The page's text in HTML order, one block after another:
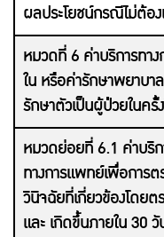
ผลประโยชน์กรณีไม่ต้อ
หมวดที่ 6 ค่าบริการทา
ใน หรือค่ารักษาพยาบา
รักษาตัวเป็นผู้ป่วยในครั้
หมวดย่อยที่ 6.1 ค่าบริ
ทางการแพทย์เพื่อการต
วินิจฉัยที่เกี่ยวข้องโดยต
และ เกิดขึ้นภายใน 30